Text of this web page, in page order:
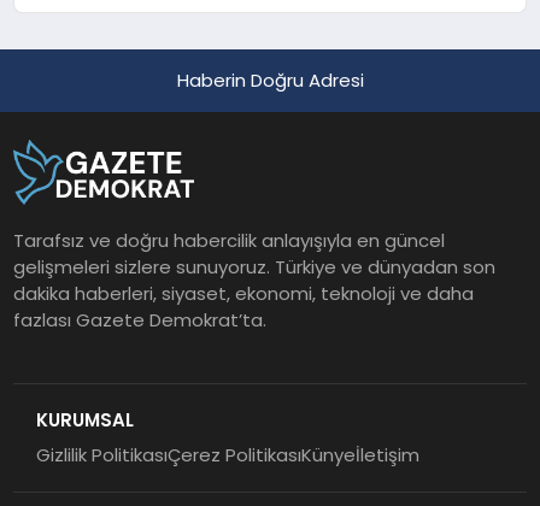
Haberin Doğru Adresi
Tarafsız ve doğru habercilik anlayışıyla en güncel
gelişmeleri sizlere sunuyoruz. Türkiye ve dünyadan son
dakika haberleri, siyaset, ekonomi, teknoloji ve daha
fazlası Gazete Demokrat’ta.
KURUMSAL
Gizlilik PolitikasıÇerez PolitikasıKünyeİletişim